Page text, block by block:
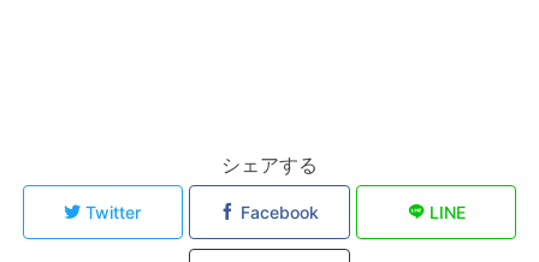
シェアする
Twitter Facebook LINE